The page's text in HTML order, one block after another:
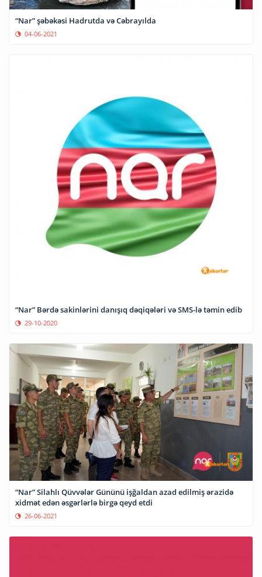
“Nar” şəbəkəsi Hadrutda və Cəbrayılda
04-06-2021
“Nar” Bərdə sakinlərini danışıq dəqiqələri və SMS-lə təmin edib
29-10-2020
“Nar” Silahlı Qüvvələr Gününü işğaldan azad edilmiş ərazidə
xidmət edən əsgərlərlə birgə qeyd etdi
26-06-2021